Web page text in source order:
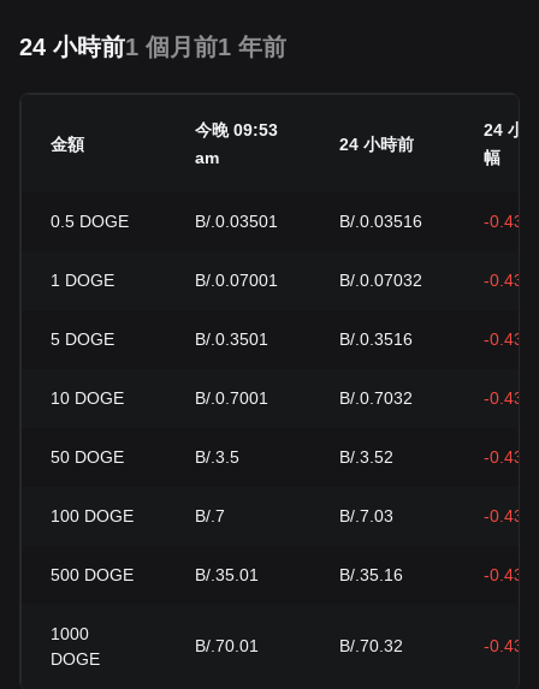
24 小時前1 個月前1 年前
金額
今晚 09:53
am
24 小時前
24 小
幅
0.5 DOGE B/.0.03501 B/.0.03516 -0.43%
1 DOGE B/.0.07001 B/.0.07032 -0.43%
5 DOGE B/.0.3501 B/.0.3516 -0.43%
10 DOGE B/.0.7001 B/.0.7032 -0.43%
50 DOGE B/.3.5 B/.3.52 -0.43%
100 DOGE B/.7 B/.7.03 -0.43%
500 DOGE B/.35.01 B/.35.16 -0.43%
1000
DOGE
B/.70.01 B/.70.32 -0.43%